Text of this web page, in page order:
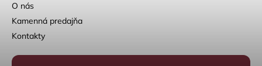
O nás
Kamenná predajňa
Kontakty